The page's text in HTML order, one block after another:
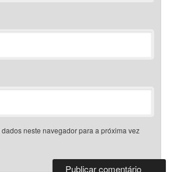
neste navegador para a próxima vez